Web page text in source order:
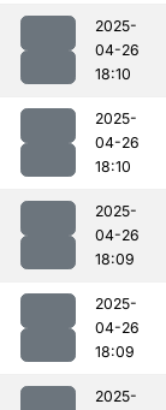
2025-
04-26
18:10
2025-
04-26
18:10
2025-
04-26
18:09
2025-
04-26
18:09
2025-